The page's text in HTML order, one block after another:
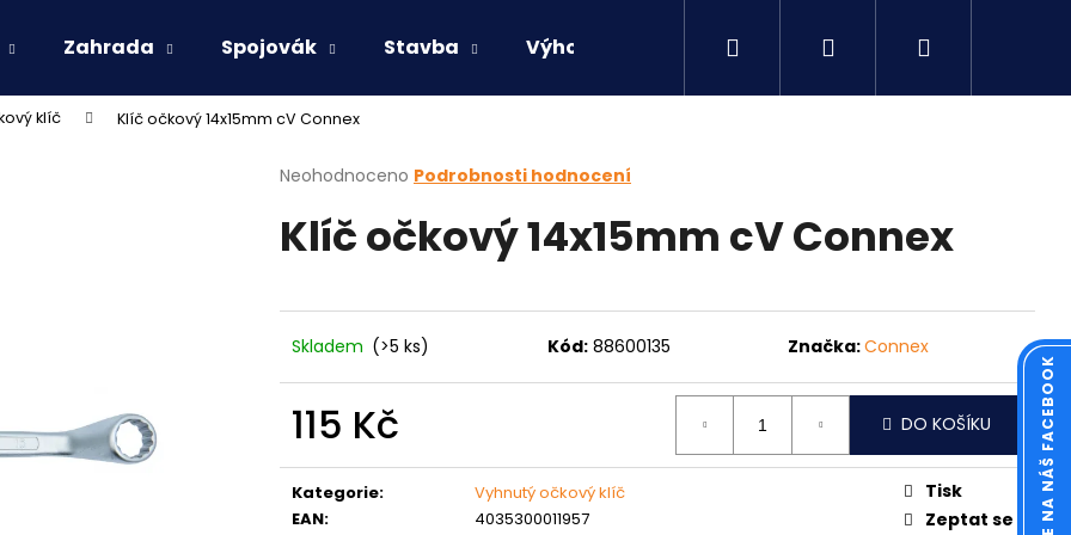
Zahrada Spojovák Stavba Výhodné sety Kontakty Přihlášení
klíč Klíč očkový 14x15mm cV Connex
Průměrné
produktu
je
5
hvězdiček.
Neohodnoceno Podrobnosti hodnocení
Klíč očkový 14x15mm cV Connex
Skladem (>5 ks) Kód: 88600135 Značka:Connex
115 Kč
cena:
DO KOŠÍKU
Kategorie:
Vyhnutý očkový klíč
EAN:
4035300011957
Tisk
Zeptat se
Co potřebujete najít?
HLEDAT
Následující